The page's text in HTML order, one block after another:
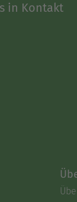
in Kontakt